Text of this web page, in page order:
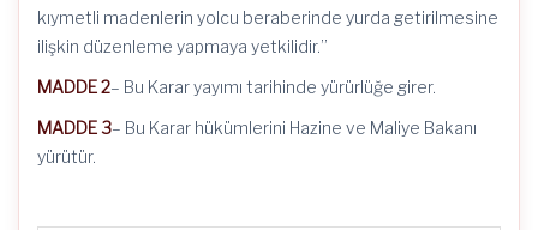
kıymetli madenlerin yolcu beraberinde yurda getirilmesine
ilişkin düzenleme yapmaya yetkilidir.”
MADDE 2– Bu Karar yayımı tarihinde yürürlüğe girer.
MADDE 3– Bu Karar hükümlerini Hazine ve Maliye Bakanı
yürütür.